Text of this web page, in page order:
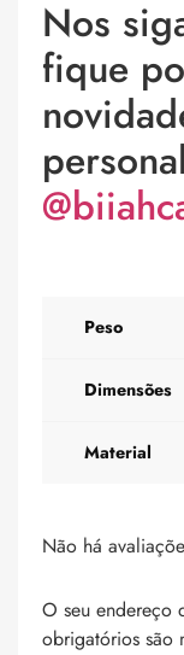
Nos
fique
Peso
Dimensões
Material
Não há
O seu endereço
obrigatórios são